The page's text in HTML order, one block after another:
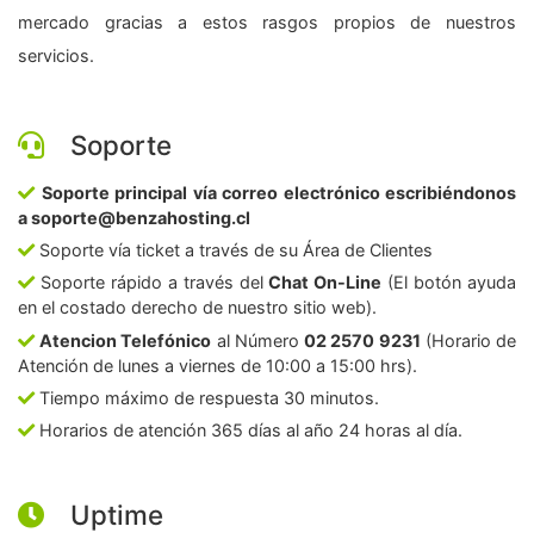
mercado gracias a estos rasgos propios de nuestros
servicios.
Soporte
Soporte principal vía correo electrónico escribiéndonos
a soporte@benzahosting.cl
Soporte vía ticket a través de su Área de Clientes
Soporte rápido a través delChat On-Line (El botón ayuda
en el costado derecho de nuestro sitio web).
Atencion Telefónico al Número02 2570 9231 (Horario de
Atención de lunes a viernes de 10:00 a 15:00 hrs).
Tiempo máximo de respuesta 30 minutos.
Horarios de atención 365 días al año 24 horas al día.
Uptime